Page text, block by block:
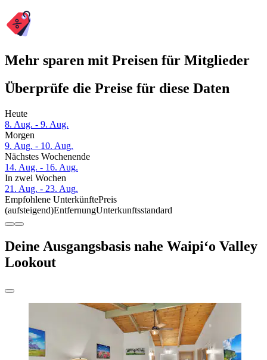
Mehr sparen mit Preisen für Mitglieder
Überprüfe die Preise für diese Daten
Heute
8. Aug. - 9. Aug.
Morgen
9. Aug. - 10. Aug.
Nächstes Wochenende
14. Aug. - 16. Aug.
In zwei Wochen
21. Aug. - 23. Aug.
Empfohlene UnterkünftePreis
(aufsteigend)EntfernungUnterkunftsstandard
Deine Ausgangsbasis nahe Waipiʻo Valley
Lookout